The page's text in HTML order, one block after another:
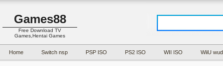
Games88
Free Download TV
Games,Hentai Games
Home Switch nsp PSP ISO PS2 ISO WII ISO WiiU wud